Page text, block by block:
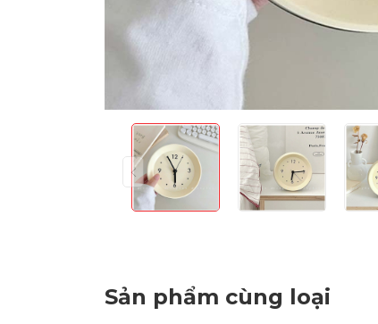
Sản phẩm cùng loại